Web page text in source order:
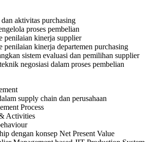
aktivitas purchasing
proses pembelian
penilaian kinerja supplier
penilaian kinerja departemen purchasing
sistem evaluasi dan pemilihan supplier
negosiasi dalam proses pembelian
supply chain dan perusahaan
Process
Activities
dengan konsep Net Present Value